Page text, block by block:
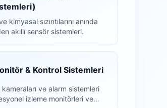
kimyasal sızıntılarını anında
akıllı sensör sistemleri.
& Kontrol Sistemleri
kameraları ve alarm sistemleri
izleme monitörleri ve